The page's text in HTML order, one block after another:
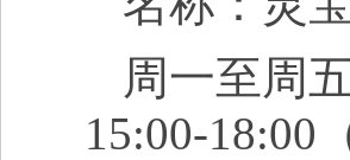
周一至周
15:00-18:00